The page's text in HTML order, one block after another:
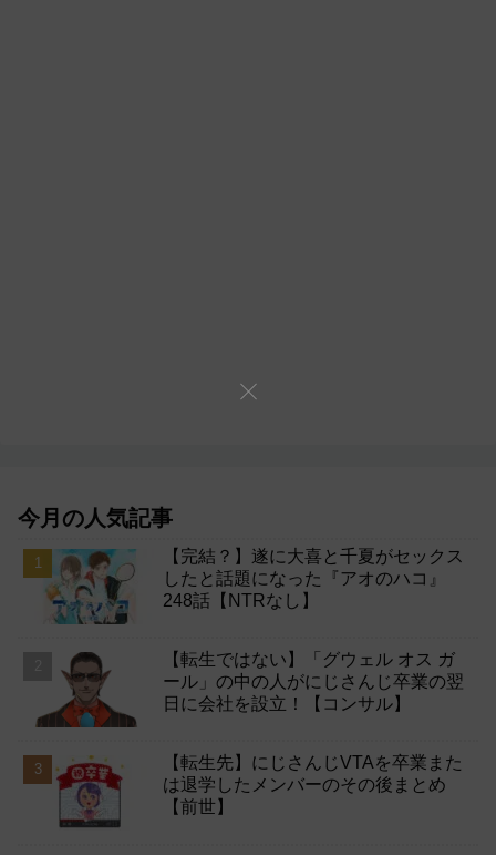
今月の人気記事
【完結？】遂に大喜と千夏がセックス
したと話題になった『アオのハコ』
248話【NTRなし】
【転生ではない】「グウェル オス ガ
ール」の中の人がにじさんじ卒業の翌
日に会社を設立！【コンサル】
【転生先】にじさんじVTAを卒業また
は退学したメンバーのその後まとめ
【前世】